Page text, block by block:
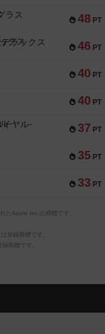
48 PT
ラス
46 PT
ラックス
40 PT
40 PT
37 PT
ヤル-
35 PT
33 PT
たApple Inc.の商標です。
登録商標です。
商標です。